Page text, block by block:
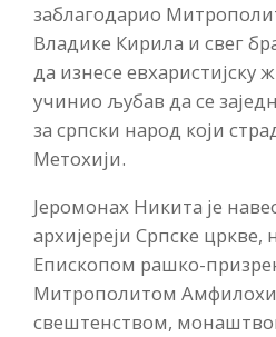
заблагодарио
Владике Кирила и свег
да изнесе евхаристијску
учинио љубав да се
за српски народ који
Метохији.
Јеромонах Никита је
архијереји Српске цркве,
Епископом рашко-
Митрополитом
свештенством,